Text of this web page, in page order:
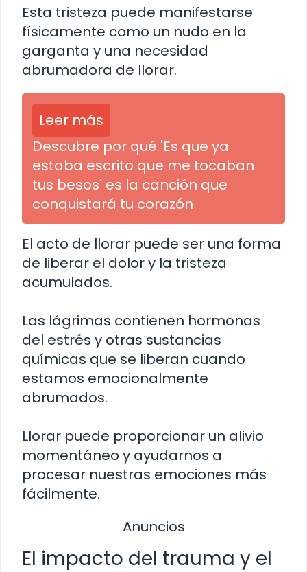
Esta tristeza puede manifestarse
físicamente como un nudo en la
garganta y una necesidad
abrumadora de llorar.
Leer más
Descubre por qué 'Es que ya
estaba escrito que me tocaban
tus besos' es la canción que
conquistará tu corazón
El acto de llorar puede ser una forma
de liberar el dolor y la tristeza
acumulados.
Las lágrimas contienen hormonas
del estrés y otras sustancias
químicas que se liberan cuando
estamos emocionalmente
abrumados.
Llorar puede proporcionar un alivio
momentáneo y ayudarnos a
procesar nuestras emociones más
fácilmente.
Anuncios
El impacto del trauma y el